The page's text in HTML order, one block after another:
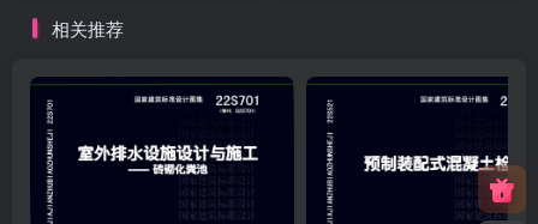
相关推荐